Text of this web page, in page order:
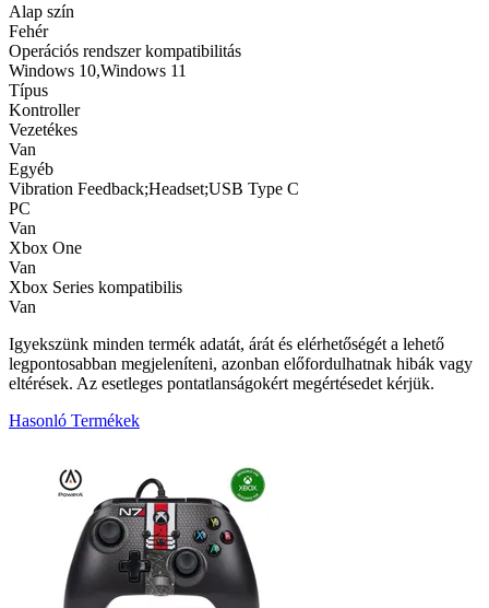
Alap szín
Fehér
Operációs rendszer kompatibilitás
Windows 10,Windows 11
Típus
Kontroller
Vezetékes
Van
Egyéb
Vibration Feedback;Headset;USB Type C
PC
Van
Xbox One
Van
Xbox Series kompatibilis
Van
Igyekszünk minden termék adatát, árát és elérhetőségét a lehető
legpontosabban megjeleníteni, azonban előfordulhatnak hibák vagy
eltérések. Az esetleges pontatlanságokért megértésedet kérjük.
Hasonló Termékek